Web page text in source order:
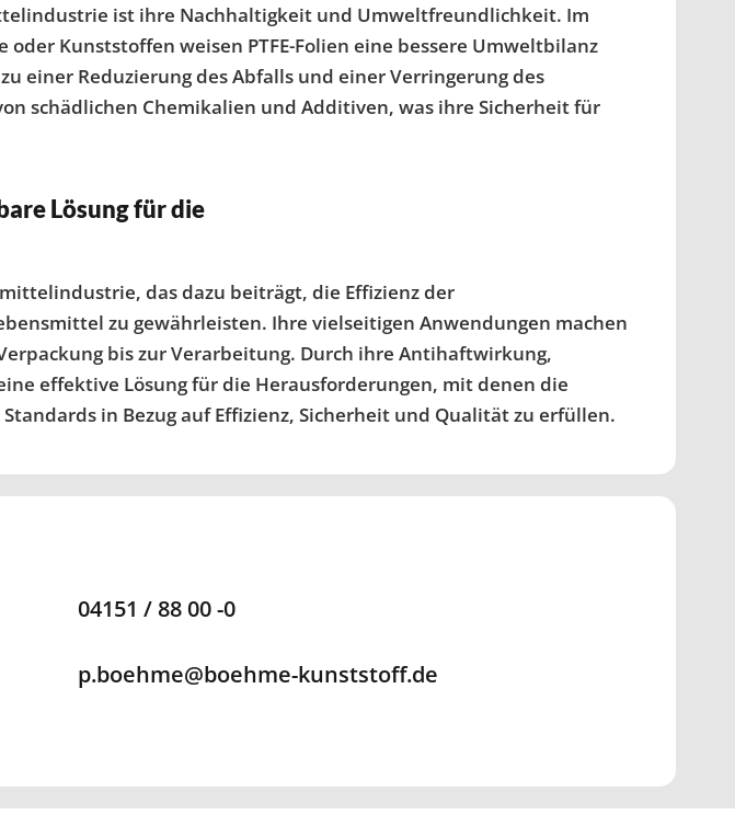
ist ihre Nachhaltigkeit und Umweltfreundlichkeit. Im
Kunststoffen weisen PTFE-Folien eine bessere Umweltbilanz
einer Reduzierung des Abfalls und einer Verringerung des
schädlichen Chemikalien und Additiven, was ihre Sicherheit für
Lösung für die
das dazu beiträgt, die Effizienz der
zu gewährleisten. Ihre vielseitigen Anwendungen machen
bis zur Verarbeitung. Durch ihre Antihaftwirkung,
effektive Lösung für die Herausforderungen, mit denen die
in Bezug auf Effizienz, Sicherheit und Qualität zu erfüllen.
04151 / 88 00 -0
p.boehme@boehme-kunststoff.de